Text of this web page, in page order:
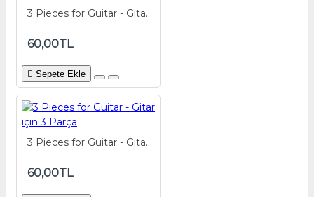
3 Pieces for Guitar - Gitar için 3 Parça
60,00TL
Sepete Ekle
3 Pieces for Guitar - Gitar için 3 Parça
60,00TL